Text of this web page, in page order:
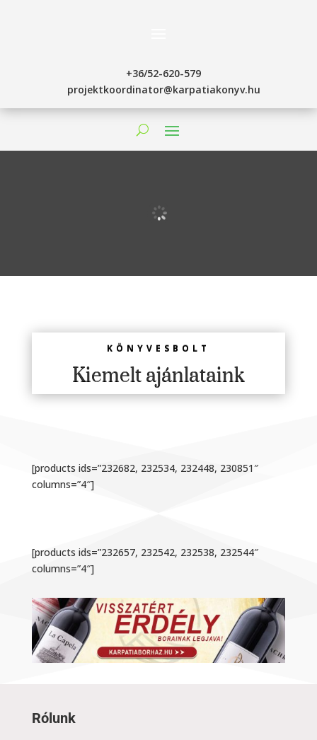
+36/52-620-579
projektkoordinator@karpatiakonyv.hu
KÖNYVESBOLT
Kiemelt ajánlataink
[products ids=”232682, 232534, 232448, 230851″
columns=”4″]
[products ids=”232657, 232542, 232538, 232544″
columns=”4″]
Rólunk